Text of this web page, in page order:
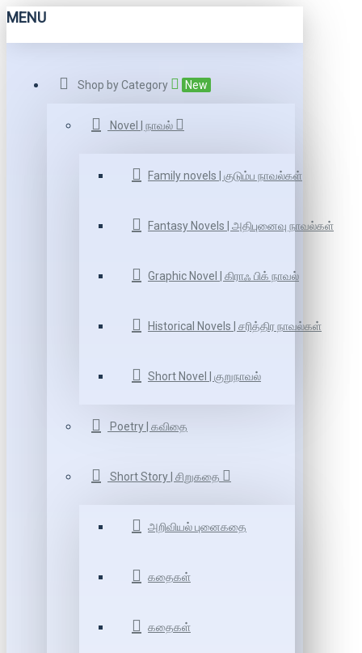
MENU
Shop by Category New
Novel | நாவல்
Family novels | குடும்ப நாவல்கள்
Fantasy Novels | அதிபுனைவு நாவல்கள்
Graphic Novel | கிராஃ பிக் நாவல்
Historical Novels | சரித்திர நாவல்கள்
Short Novel | குறுநாவல்
Poetry | கவிதை
Short Story | சிறுகதை
அறிவியல் புனைகதை
கதைகள்
கதைகள்